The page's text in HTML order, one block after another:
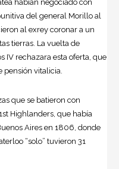
habían negociado con
del general Morillo al
al exrey coronar a un
tierras. La vuelta de
IV rechazara esta oferta, que
vitalicia.
que se batieron con
Highlanders, que había
Aires en 1806, donde
“solo” tuvieron 31